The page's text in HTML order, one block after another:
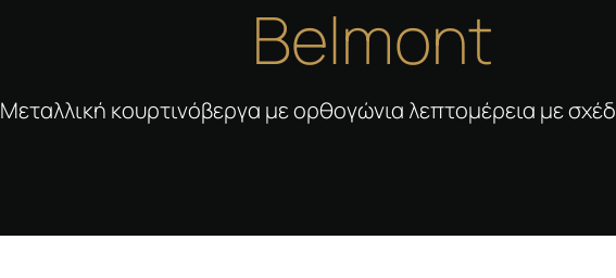
Belmont
Μεταλλική κουρτινόβεργα με ορθογώνια λεπτομέρεια με